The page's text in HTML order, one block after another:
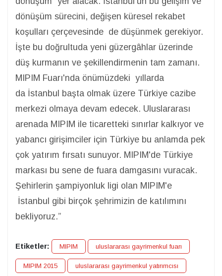
dönüşüm sürecini, değişen küresel rekabet
koşulları çerçevesinde de düşünmek gerekiyor.
İşte bu doğrultuda yeni güzergâhlar üzerinde
düş kurmanın ve şekillendirmenin tam zamanı.
MIPIM Fuarı'nda önümüzdeki yıllarda
da İstanbul başta olmak üzere Türkiye cazibe
merkezi olmaya devam edecek. Uluslararası
arenada MIPIM ile ticaretteki sınırlar kalkıyor ve
yabancı girişimciler için Türkiye bu anlamda pek
çok yatırım fırsatı sunuyor. MIPIM'de Türkiye
markası bu sene de fuara damgasını vuracak.
Şehirlerin şampiyonluk ligi olan MIPIM'e
İstanbul gibi birçok şehrimizin de katılımını
bekliyoruz.”
Etiketler: MIPIM uluslararası gayrimenkul fuarı
MIPIM 2015 uluslararası gayrimenkul yatırımcısı